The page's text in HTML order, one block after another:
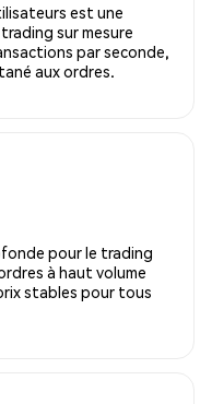
est une
sur mesure
par seconde,
aux ordres.
pour le trading
à haut volume
stables pour tous